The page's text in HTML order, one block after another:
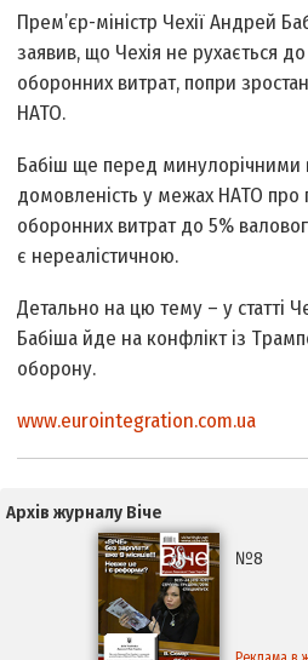
Прем’єр-міністр Чехії Андрей
заявив, що Чехія не рухається
оборонних витрат, попри
НАТО.
Бабіш ще перед минулорічними
домовленість у межах НАТО про
оборонних витрат до 5%
є нереалістичною.
Детально на цю тему – у статті
Бабіша йде на конфлікт із
оборону.
www.eurointegration.com.ua
Архів журналу Віче
№8